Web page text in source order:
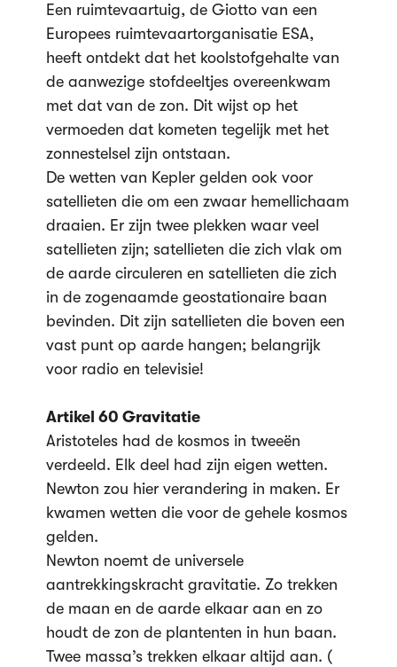
Een ruimtevaartuig, de Giotto van een
Europees ruimtevaartorganisatie ESA,
heeft ontdekt dat het koolstofgehalte van
de aanwezige stofdeeltjes overeenkwam
met dat van de zon. Dit wijst op het
vermoeden dat kometen tegelijk met het
zonnestelsel zijn ontstaan.
De wetten van Kepler gelden ook voor
satellieten die om een zwaar hemellichaam
draaien. Er zijn twee plekken waar veel
satellieten zijn; satellieten die zich vlak om
de aarde circuleren en satellieten die zich
in de zogenaamde geostationaire baan
bevinden. Dit zijn satellieten die boven een
vast punt op aarde hangen; belangrijk
voor radio en televisie!
Artikel 60 Gravitatie
Aristoteles had de kosmos in tweeën
verdeeld. Elk deel had zijn eigen wetten.
Newton zou hier verandering in maken. Er
kwamen wetten die voor de gehele kosmos
gelden.
Newton noemt de universele
aantrekkingskracht gravitatie. Zo trekken
de maan en de aarde elkaar aan en zo
houdt de zon de plantenten in hun baan.
Twee massa’s trekken elkaar altijd aan. (